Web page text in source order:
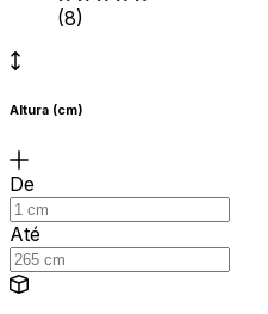
(8)
Altura (cm)
De
Até